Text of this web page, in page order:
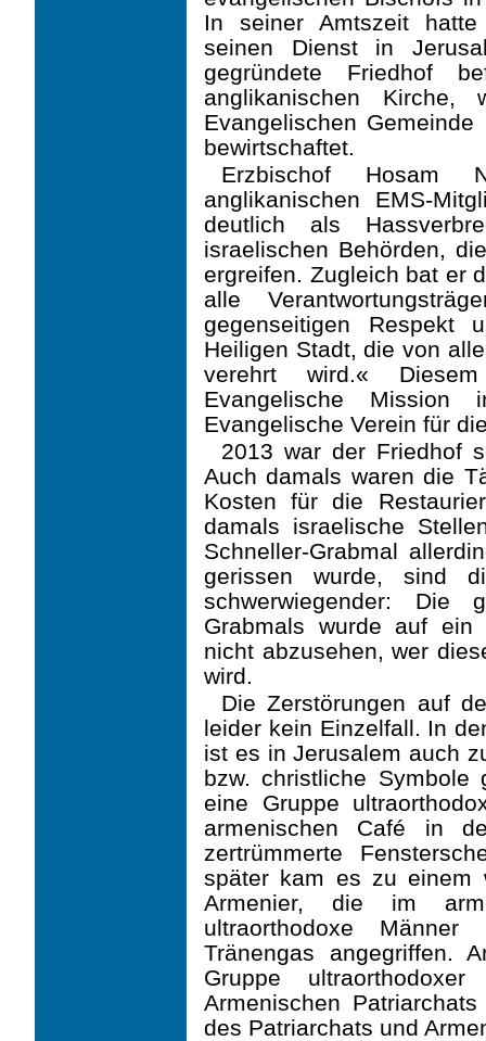
In seiner Amtszeit
seinen Dienst in
gegründete Friedhof
anglikanischen
Evangelischen
bewirt­schaftet.
Erzbischof Hosam
anglikanischen EMS-
deutlich als
israelischen Behörden,
ergreifen. Zugleich bat er
alle
gegenseitigen Respekt
Heiligen Stadt, die von
verehrt wird.«
Evangelische
Evangelische Verein für
2013 war der Friedhof
Auch damals waren die
Kosten für die
damals israelische
Schneller-Grabmal
gerissen wurde, sind
schwerwiegender: Die
Grabmals wurde auf ein
nicht abzusehen, wer
wird.
Die Zerstörungen auf
leider kein Einzelfall. In
ist es in Jerusalem auch
bzw. christliche Symbole
eine Gruppe
armenischen Café in
zertrümmerte
später kam es zu einem
Armenier, die im
ultraorthodoxe
Tränengas angegriffen.
Gruppe
Armenischen
des Patri­archats und